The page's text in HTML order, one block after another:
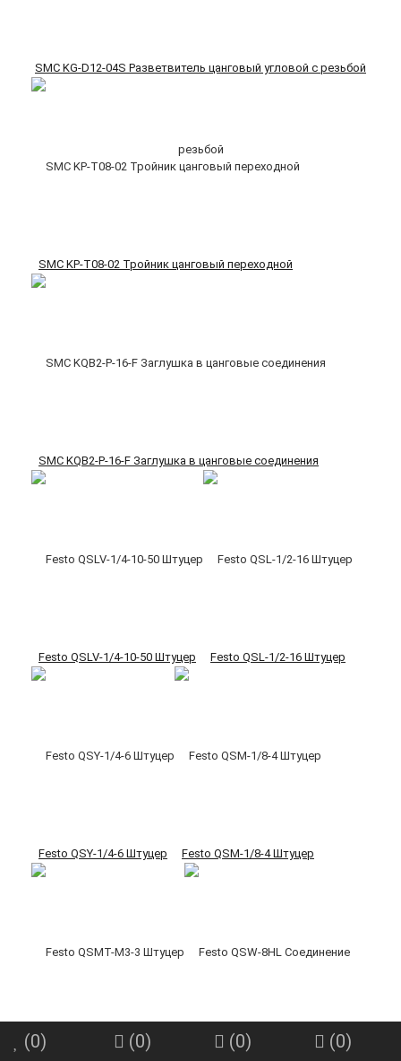
SMC KG-D12-04S Разветвитель цанговый угловой с резьбой
SMC KP-T08-02 Тройник цанговый переходной
SMC KQB2-P-16-F Заглушка в цанговые соединения
Festo QSLV-1/4-10-50 Штуцер Festo QSL-1/2-16 Штуцер
Festo QSY-1/4-6 Штуцер Festo QSM-1/8-4 Штуцер
Festo QSMT-M3-3 Штуцер Festo QSW-8HL Соединение
(0) (0) (0) (0)